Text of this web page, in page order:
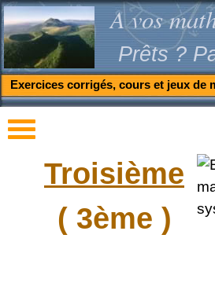
A vos
Prêts ?
Exercices corrigés, cours et jeux de
Troisième
( 3ème )